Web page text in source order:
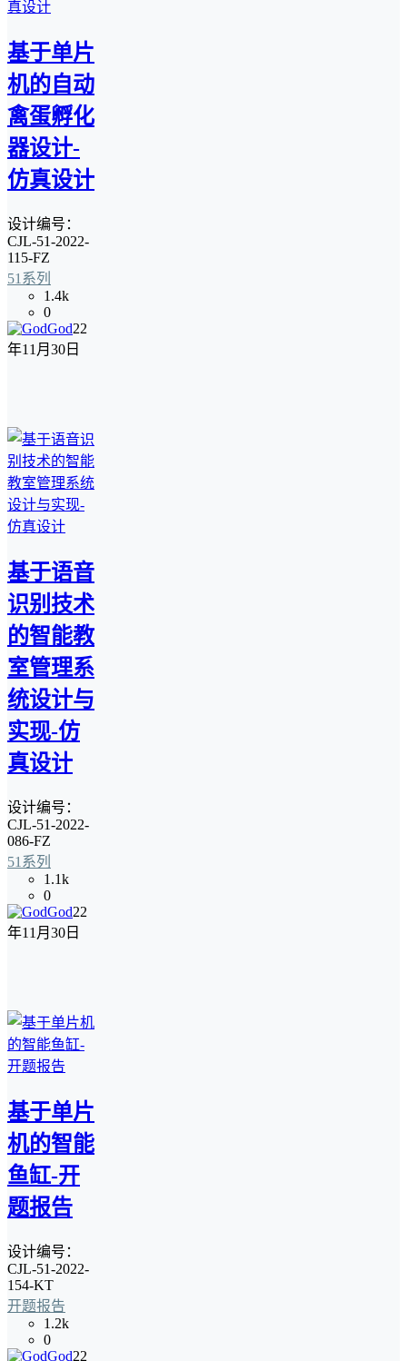
基于单片
机的自动
禽蛋孵化
器设计-
仿真设计
设计编号：
CJL-51-2022-
115-FZ
51系列
1.4k
0
God22
年11月30日
基于语音
识别技术
的智能教
室管理系
统设计与
实现-仿
真设计
设计编号：
CJL-51-2022-
086-FZ
51系列
1.1k
0
God22
年11月30日
基于单片
机的智能
鱼缸-开
题报告
设计编号：
CJL-51-2022-
154-KT
开题报告
1.2k
0
God22